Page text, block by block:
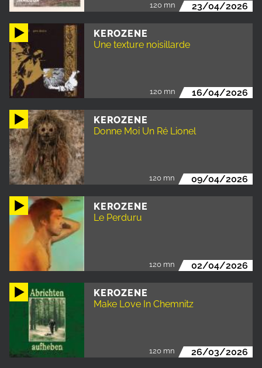
120 mn 23/04/2026
KEROZENE
Une texture noisillarde
120 mn 16/04/2026
KEROZENE
Donne Moi Un Ré Lionel
120 mn 09/04/2026
KEROZENE
Le Perduru
120 mn 02/04/2026
KEROZENE
Make Love In Chemnitz
120 mn 26/03/2026